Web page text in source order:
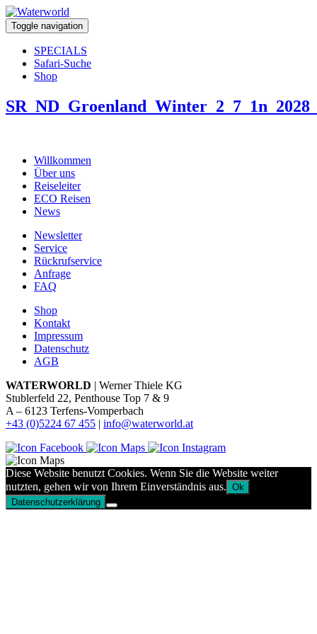
Toggle navigation
SPECIALS
Safari-Suche
Shop
Willkommen
Über uns
Reiseleiter
ECO Reisen
News
Newsletter
Service
Rückrufservice
Anfrage
FAQ
Shop
Kontakt
Impressum
Datenschutz
AGB
WATERWORLD | Werner Thiele KG
Stublerfeld 22, Penthouse Top 7 & 9
A – 6123 Terfens-Vomperbach
+43 (0)5224 67 455 | info@waterworld.at
Diese Website benutzt Cookies. Wenn Sie die Website weiter
nutzten, gehen wir von Ihrem Einverständnis aus. Ok
Datenschutzerklärung